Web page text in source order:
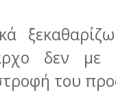
δεν με
του